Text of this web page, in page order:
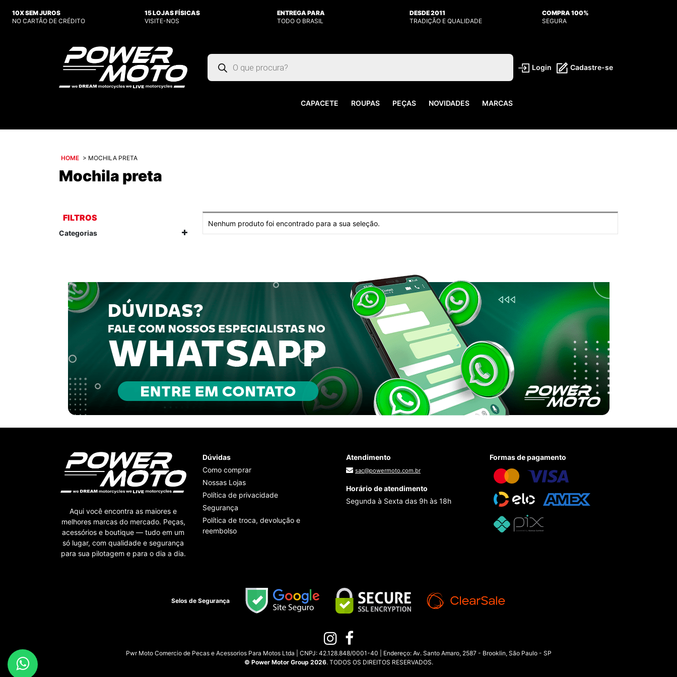
10X SEM JUROS
NO CARTÃO DE CRÉDITO
15 LOJAS FÍSICAS
VISITE-NOS
ENTREGA PARA
TODO O BRASIL
DESDE 2011
TRADIÇÃO E QUALIDADE
COMPRA 100%
SEGURA
Pesquisar
produtos
Login Cadastre-se
CAPACETE ROUPAS PEÇAS NOVIDADES MARCAS
HOME > MOCHILA PRETA
Mochila preta
FILTROS
Categorias
Nenhum produto foi encontrado para a sua seleção.
Aqui você encontra as maiores e
melhores marcas do mercado. Peças,
acessórios e boutique — tudo em um
só lugar, com qualidade e segurança
para sua pilotagem e para o dia a dia.
Dúvidas
Como comprar
Nossas Lojas
Política de privacidade
Segurança
Política de troca, devolução e
reembolso
Atendimento
sac@powermoto.com.br
Horário de atendimento
Segunda à Sexta das 9h às 18h
Formas de pagamento
Selos de Segurança
Pwr Moto Comercio de Pecas e Acessorios Para Motos Ltda | CNPJ: 42.128.848/0001-40 | Endereço: Av. Santo Amaro, 2587 - Brooklin, São Paulo - SP
© Power Motor Group 2026. TODOS OS DIREITOS RESERVADOS.